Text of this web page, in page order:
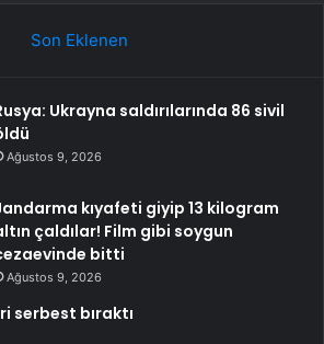
Son Eklenen
Ukrayna saldırılarında 86 sivil
Ağustos 9, 2026
kıyafeti giyip 13 kilogram
çaldılar! Film gibi soygun
bitti
Ağustos 9, 2026
serbest bıraktı